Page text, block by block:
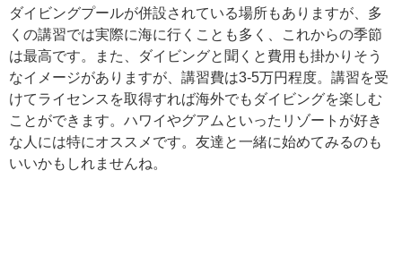
ダイビングプールが併設されている場所もありますが、多
くの講習では実際に海に行くことも多く、これからの季節
は最高です。また、ダイビングと聞くと費用も掛かりそう
なイメージがありますが、講習費は3-5万円程度。講習を受
けてライセンスを取得すれば海外でもダイビングを楽しむ
ことができます。ハワイやグアムといったリゾートが好き
な人には特にオススメです。友達と一緒に始めてみるのも
いいかもしれませんね。